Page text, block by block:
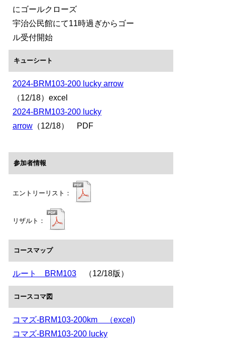
にゴールクローズ
宇治公民館にて11時過ぎからゴー
ル受付開始
キューシート
2024-BRM103-200 lucky arrow
（12/18）excel
2024-BRM103-200 lucky
arrow （12/18） PDF
参加者情報
エントリーリスト：
リザルト：
コースマップ
ルート BRM103 （12/18版）
コースコマ図
コマズ-BRM103-200km （excel)
コマズ-BRM103-200 lucky